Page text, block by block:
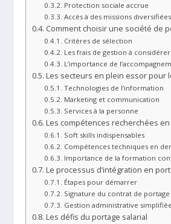
Protection sociale accrue
Accès à des missions diversifiées
Comment choisir une société de
Critères de sélection
Les frais de gestion à considérer
L’importance de
Les secteurs en plein essor pour
Technologies de l’information
Marketing et communication
Services à la personne
Les compétences recherchées
Soft skills indispensables
Compétences techniques en
Importance de la formation
Le processus d’intégration en
Étapes pour démarrer
Signature du contrat de portage
Gestion administrative simplifiée
Les défis du portage salarial